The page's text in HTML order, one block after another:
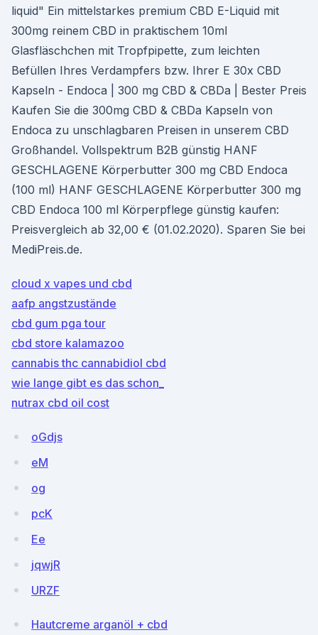
liquid" Ein mittelstarkes premium CBD E-Liquid mit
300mg reinem CBD in praktischem 10ml
Glasfläschchen mit Tropfpipette, zum leichten
Befüllen Ihres Verdampfers bzw. Ihrer E 30x CBD
Kapseln - Endoca | 300 mg CBD & CBDa | Bester Preis
Kaufen Sie die 300mg CBD & CBDa Kapseln von
Endoca zu unschlagbaren Preisen in unserem CBD
Großhandel. Vollspektrum B2B günstig HANF
GESCHLAGENE Körperbutter 300 mg CBD Endoca
(100 ml) HANF GESCHLAGENE Körperbutter 300 mg
CBD Endoca 100 ml Körperpflege günstig kaufen:
Preisvergleich ab 32,00 € (01.02.2020). Sparen Sie bei
MediPreis.de.
cloud x vapes und cbd
aafp angstzustände
cbd gum pga tour
cbd store kalamazoo
cannabis thc cannabidiol cbd
wie lange gibt es das schon_
nutrax cbd oil cost
oGdjs
eM
og
pcK
Ee
jqwjR
URZF
Hautcreme arganöl + cbd